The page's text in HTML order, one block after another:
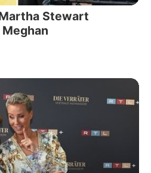
Stewart